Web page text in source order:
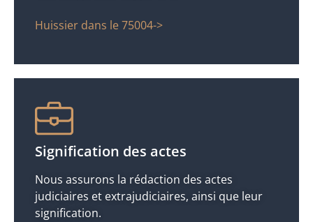
Huissier dans le 75004->
Signification des actes
Nous assurons la rédaction des actes
judiciaires et extrajudiciaires, ainsi que leur
signification.